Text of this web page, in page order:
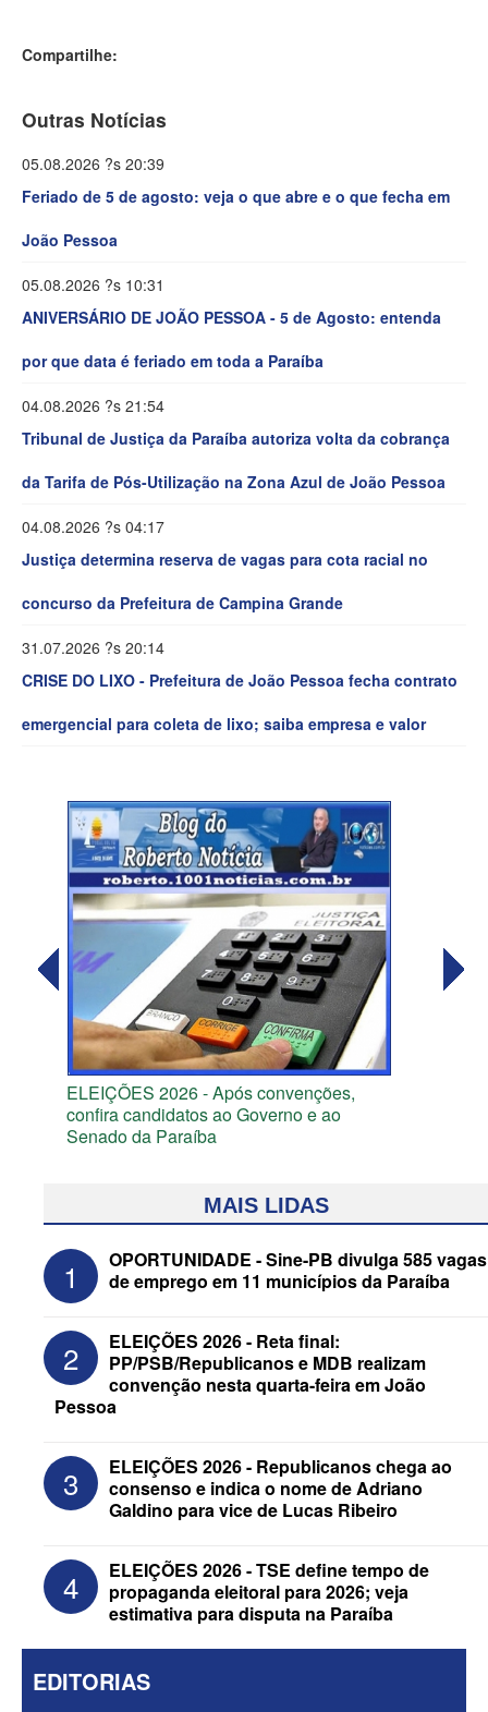
Compartilhe:
Outras Notícias
05.08.2026 ?s 20:39
Feriado de 5 de agosto: veja o que abre e o que fecha em
João Pessoa
05.08.2026 ?s 10:31
ANIVERSÁRIO DE JOÃO PESSOA - 5 de Agosto: entenda
por que data é feriado em toda a Paraíba
04.08.2026 ?s 21:54
Tribunal de Justiça da Paraíba autoriza volta da cobrança
da Tarifa de Pós-Utilização na Zona Azul de João Pessoa
04.08.2026 ?s 04:17
Justiça determina reserva de vagas para cota racial no
concurso da Prefeitura de Campina Grande
31.07.2026 ?s 20:14
CRISE DO LIXO - Prefeitura de João Pessoa fecha contrato
emergencial para coleta de lixo; saiba empresa e valor
ELEIÇÕES 2026 - Após convenções,
confira candidatos ao Governo e ao
Senado da Paraíba
ELEIÇÕES 2026 - Senado: Novo
anuncia Zé Carneiro e Pastor Jader
Medeiros na suplência de Major Fábio
MAIS LIDAS
1
OPORTUNIDADE - Sine-PB divulga 585 vagas
de emprego em 11 municípios da Paraíba
2
ELEIÇÕES 2026 - Reta final:
PP/PSB/Republicanos e MDB realizam
convenção nesta quarta-feira em João
Pessoa
3
ELEIÇÕES 2026 - Republicanos chega ao
consenso e indica o nome de Adriano
Galdino para vice de Lucas Ribeiro
4
ELEIÇÕES 2026 - TSE define tempo de
propaganda eleitoral para 2026; veja
estimativa para disputa na Paraíba
EDITORIAS